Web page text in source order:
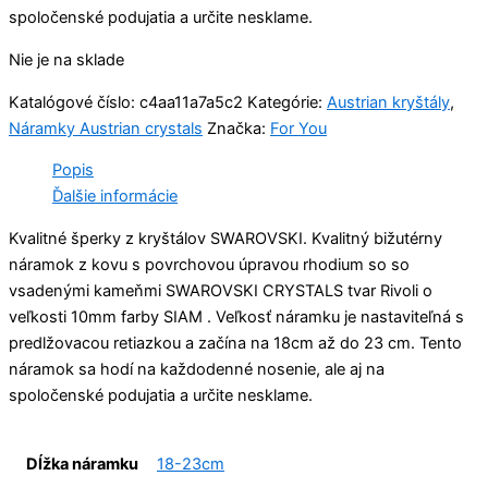
spoločenské podujatia a určite nesklame.
Nie je na sklade
Katalógové číslo: c4aa11a7a5c2 Kategórie: Austrian kryštály,
Náramky Austrian crystals Značka: For You
Popis
Ďalšie informácie
Kvalitné šperky z kryštálov SWAROVSKI. Kvalitný bižutérny
náramok z kovu s povrchovou úpravou rhodium so so
vsadenými kameňmi SWAROVSKI CRYSTALS tvar Rivoli o
veľkosti 10mm farby SIAM . Veľkosť náramku je nastaviteľná s
predlžovacou retiazkou a začína na 18cm až do 23 cm. Tento
náramok sa hodí na každodenné nosenie, ale aj na
spoločenské podujatia a určite nesklame.
Dĺžka náramku 18-23cm